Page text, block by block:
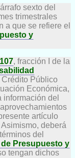
sexto del
trimestrales
a que se refiere el
y
, fracción I de la
Público
Económica,
del
artículo
deberá
del
de Presupuesto y
tengan dichos